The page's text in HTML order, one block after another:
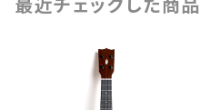
最近チェックした商品